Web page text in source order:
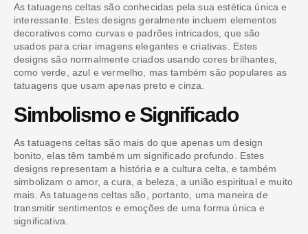
As tatuagens celtas são conhecidas pela sua estética única e
interessante. Estes designs geralmente incluem elementos
decorativos como curvas e padrões intricados, que são
usados para criar imagens elegantes e criativas. Estes
designs são normalmente criados usando cores brilhantes,
como verde, azul e vermelho, mas também são populares as
tatuagens que usam apenas preto e cinza.
Simbolismo e Significado
As tatuagens celtas são mais do que apenas um design
bonito, elas têm também um significado profundo. Estes
designs representam a história e a cultura celta, e também
simbolizam o amor, a cura, a beleza, a união espiritual e muito
mais. As tatuagens celtas são, portanto, uma maneira de
transmitir sentimentos e emoções de uma forma única e
significativa.